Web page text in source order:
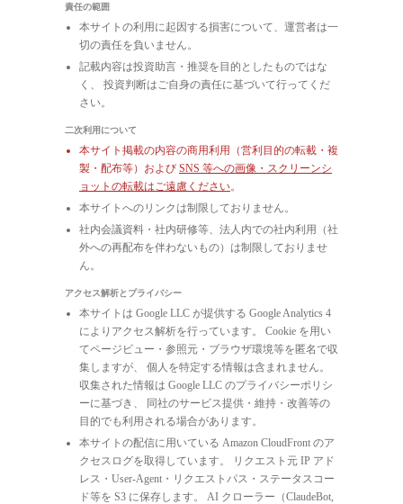
責任の範囲
本サイトの利用に起因する損害について、運営者は一
切の責任を負いません。
記載内容は投資助言・推奨を目的としたものではな
く、 投資判断はご自身の責任に基づいて行ってくだ
さい。
二次利用について
本サイト掲載の内容の商用利用（営利目的の転載・複
製・配布等）および SNS 等への画像・スクリーンシ
ョットの転載はご遠慮ください。
本サイトへのリンクは制限しておりません。
社内会議資料・社内研修等、法人内での社内利用（社
外への再配布を伴わないもの）は制限しておりませ
ん。
アクセス解析とプライバシー
本サイトは Google LLC が提供する Google Analytics 4
によりアクセス解析を行っています。 Cookie を用い
てページビュー・参照元・ブラウザ環境等を匿名で収
集しますが、 個人を特定する情報は含まれません。
収集された情報は Google LLC のプライバシーポリシ
ーに基づき、 同社のサービス提供・維持・改善等の
目的でも利用される場合があります。
本サイトの配信に用いている Amazon CloudFront のア
クセスログを取得しています。 リクエスト元 IP アド
レス・User-Agent・リクエストパス・ステータスコー
ド等を S3 に保存します。 AI クローラー（ClaudeBot,